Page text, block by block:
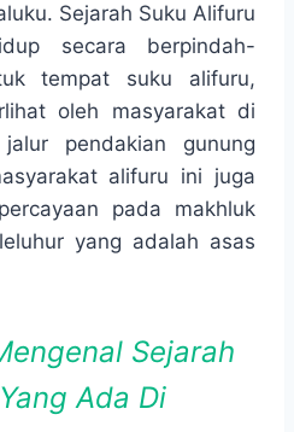
Sejarah Suku Alifuru
secara berpindah-
tempat suku alifuru,
oleh masyarakat di
pendakian gunung
alifuru ini juga
pada makhluk
yang adalah asas
Sejarah
Ada Di